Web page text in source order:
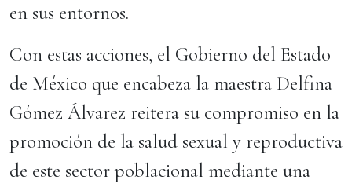
en sus entornos.
Con estas acciones, el Gobierno del Estado
de México que encabeza la maestra Delfina
Gómez Álvarez reitera su compromiso en la
promoción de la salud sexual y reproductiva
de este sector poblacional mediante una